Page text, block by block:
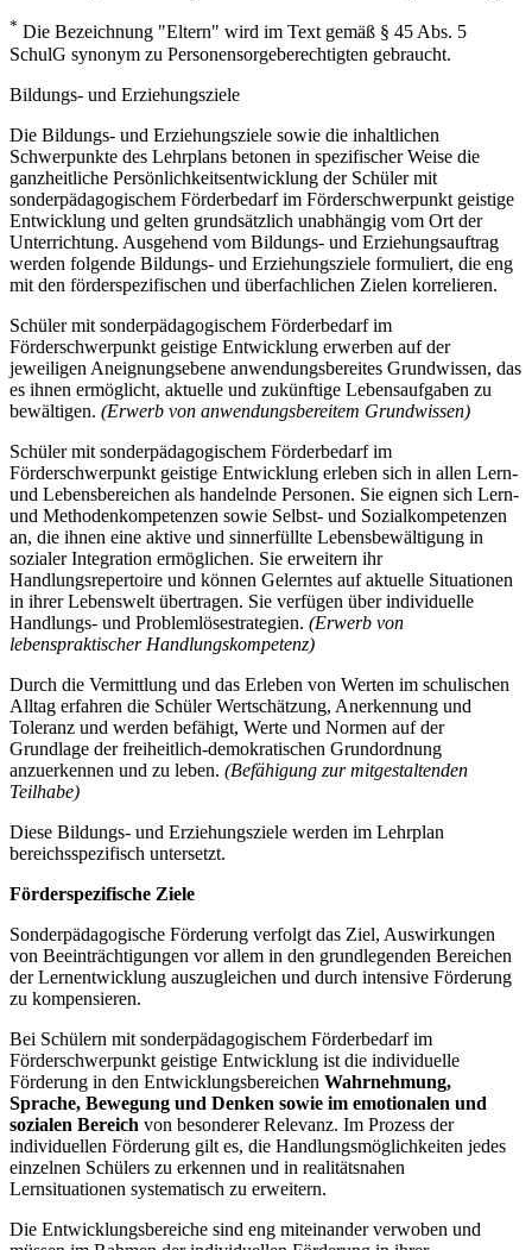
* Die Bezeichnung "Eltern" wird im Text gemäß § 45 Abs. 5
SchulG synonym zu Personensorgeberechtigten gebraucht.
Bildungs- und Erziehungsziele
Die Bildungs- und Erziehungsziele sowie die inhaltlichen
Schwerpunkte des Lehrplans betonen in spezifischer Weise die
ganzheitliche Persönlichkeitsentwicklung der Schüler mit
sonderpädagogischem Förderbedarf im Förderschwerpunkt geistige
Entwicklung und gelten grundsätzlich unabhängig vom Ort der
Unterrichtung. Ausgehend vom Bildungs- und Erziehungsauftrag
werden folgende Bildungs- und Erziehungsziele formuliert, die eng
mit den förderspezifischen und überfachlichen Zielen korrelieren.
Schüler mit sonderpädagogischem Förderbedarf im
Förderschwerpunkt geistige Entwicklung erwerben auf der
jeweiligen Aneignungsebene anwendungsbereites Grundwissen, das
es ihnen ermöglicht, aktuelle und zukünftige Lebensaufgaben zu
bewältigen. (Erwerb von anwendungsbereitem Grundwissen)
Schüler mit sonderpädagogischem Förderbedarf im
Förderschwerpunkt geistige Entwicklung erleben sich in allen Lern-
und Lebensbereichen als handelnde Personen. Sie eignen sich Lern-
und Methodenkompetenzen sowie Selbst- und Sozialkompetenzen
an, die ihnen eine aktive und sinnerfüllte Lebensbewältigung in
sozialer Integration ermöglichen. Sie erweitern ihr
Handlungsrepertoire und können Gelerntes auf aktuelle Situationen
in ihrer Lebenswelt übertragen. Sie verfügen über individuelle
Handlungs- und Problemlösestrategien. (Erwerb von
lebenspraktischer Handlungskompetenz)
Durch die Vermittlung und das Erleben von Werten im schulischen
Alltag erfahren die Schüler Wertschätzung, Anerkennung und
Toleranz und werden befähigt, Werte und Normen auf der
Grundlage der freiheitlich-demokratischen Grundordnung
anzuerkennen und zu leben. (Befähigung zur mitgestaltenden
Teilhabe)
Diese Bildungs- und Erziehungsziele werden im Lehrplan
bereichsspezifisch untersetzt.
Förderspezifische Ziele
Sonderpädagogische Förderung verfolgt das Ziel, Auswirkungen
von Beeinträchtigungen vor allem in den grundlegenden Bereichen
der Lernentwicklung auszugleichen und durch intensive Förderung
zu kompensieren.
Bei Schülern mit sonderpädagogischem Förderbedarf im
Förderschwerpunkt geistige Entwicklung ist die individuelle
Förderung in den Entwicklungsbereichen Wahrnehmung,
Sprache, Bewegung und Denken sowie im emotionalen und
sozialen Bereich von besonderer Relevanz. Im Prozess der
individuellen Förderung gilt es, die Handlungsmöglichkeiten jedes
einzelnen Schülers zu erkennen und in realitätsnahen
Lernsituationen systematisch zu erweitern.
Die Entwicklungsbereiche sind eng miteinander verwoben und